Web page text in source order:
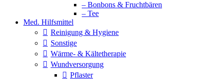
– Bonbons & Fruchtbären
– Tee
Med. Hilfsmittel
Reinigung & Hygiene
Sonstige
Wärme- & Kältetherapie
Wundversorgung
Pflaster